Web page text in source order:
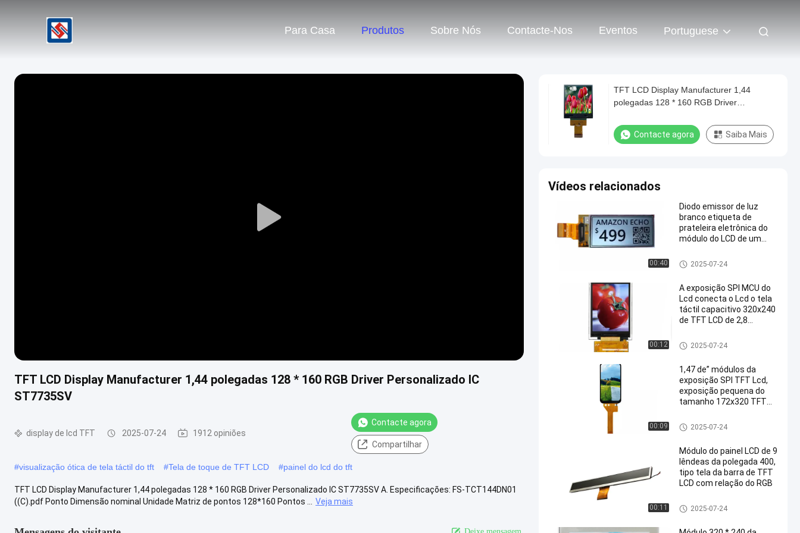
Para Casa Produtos Sobre Nós Contacte-Nos Eventos Portuguese
Play
TFT LCD Display Manufacturer 1,44 polegadas 128 * 160 RGB Driver Personalizado IC
ST7735SV
display de lcd TFT 2025-07-24 1912 opiniões
Contacte agora
Compartilhar
#visualização ótica de tela táctil do tft #Tela de toque de TFT LCD #painel do lcd do tft
TFT LCD Display Manufacturer 1,44 polegadas 128 * 160 RGB Driver Personalizado IC ST7735SV A. Especificações: FS-TCT144DN01
((C).pdf Ponto Dimensão nominal Unidade Matriz de pontos 128*160 Pontos ...
Veja mais
Deixe mensagem.
TFT LCD Display Manufacturer 1,44
polegadas 128 * 160 RGB Driver
Contacte agora Saiba Mais
Vídeos relacionados
00:40
Diodo emissor de luz
branco etiqueta de
prateleira eletrônica do
módulo do LCD de um
para o supermercado
display de lcd TFT
2025-07-24
00:12
A exposição SPI MCU do
Lcd conecta o Lcd o tela
táctil capacitivo 320x240
de TFT LCD de 2,8
display de lcd TFT
2025-07-24
00:09
1,47 de” módulos da
exposição SPI TFT Lcd,
exposição pequena do
tamanho 172x320 TFT
display de lcd TFT
2025-07-24
00:11
Módulo do painel LCD de 9
lêndeas da polegada 400,
tipo tela da barra de TFT
LCD com relação do RGB
display de lcd TFT
2025-07-24